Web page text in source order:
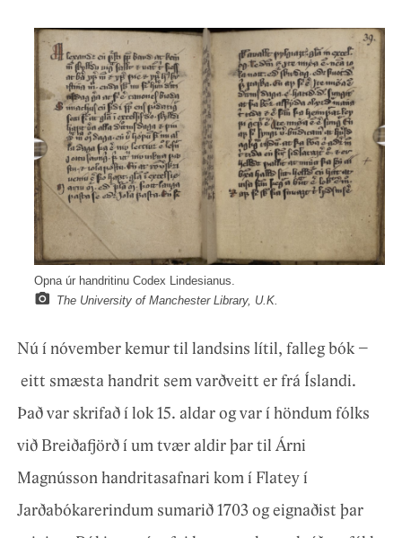
Opna úr handritinu Codex Lindesianus.
The University of Manchester Library, U.K.
Nú í nóvember kemur til landsins lítil, falleg bók –
eitt smæsta handrit sem varðveitt er frá Íslandi.
Það var skrifað í lok 15. aldar og var í höndum fólks
við Breiðafjörð í um tvær aldir þar til Árni
Magnússon handritasafnari kom í Flatey í
Jarðabókarerindum sumarið 1703 og eignaðist þar